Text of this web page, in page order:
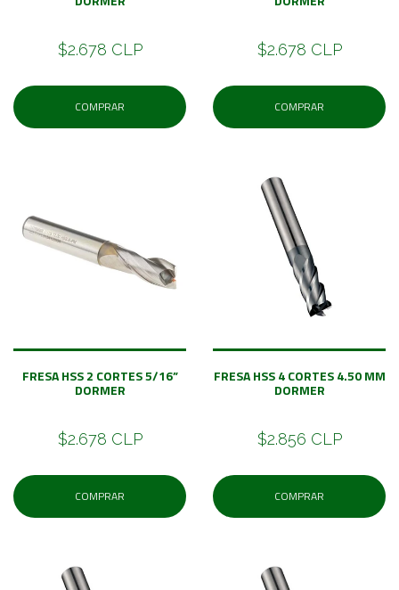
$2.678 CLP
COMPRAR
$2.678 CLP
COMPRAR
FRESA HSS 2 CORTES 5/16”
DORMER
$2.678 CLP
COMPRAR
FRESA HSS 4 CORTES 4.50 MM
DORMER
$2.856 CLP
COMPRAR